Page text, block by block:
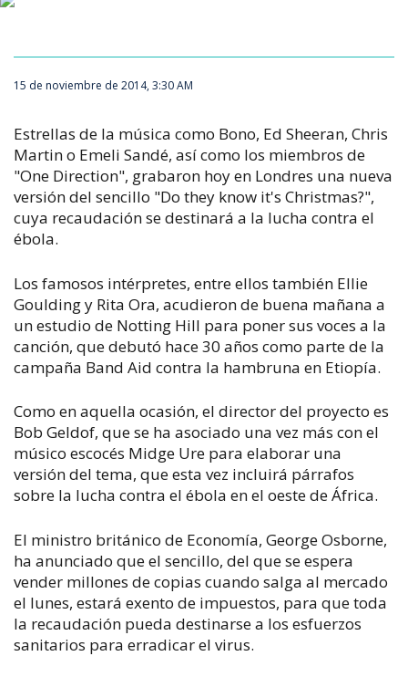
15 de noviembre de 2014, 3:30 AM
Estrellas de la música como Bono, Ed Sheeran, Chris
Martin o Emeli Sandé, así como los miembros de
"One Direction", grabaron hoy en Londres una nueva
versión del sencillo "Do they know it's Christmas?",
cuya recaudación se destinará a la lucha contra el
ébola.
Los famosos intérpretes, entre ellos también Ellie
Goulding y Rita Ora, acudieron de buena mañana a
un estudio de Notting Hill para poner sus voces a la
canción, que debutó hace 30 años como parte de la
campaña Band Aid contra la hambruna en Etiopía.
Como en aquella ocasión, el director del proyecto es
Bob Geldof, que se ha asociado una vez más con el
músico escocés Midge Ure para elaborar una
versión del tema, que esta vez incluirá párrafos
sobre la lucha contra el ébola en el oeste de África.
El ministro británico de Economía, George Osborne,
ha anunciado que el sencillo, del que se espera
vender millones de copias cuando salga al mercado
el lunes, estará exento de impuestos, para que toda
la recaudación pueda destinarse a los esfuerzos
sanitarios para erradicar el virus.